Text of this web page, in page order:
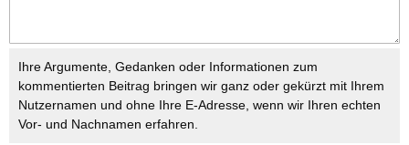
Ihre Argumente, Gedanken oder Informationen zum
kommentierten Beitrag bringen wir ganz oder gekürzt mit Ihrem
Nutzernamen und ohne Ihre E-Adresse, wenn wir Ihren echten
Vor- und Nachnamen erfahren.